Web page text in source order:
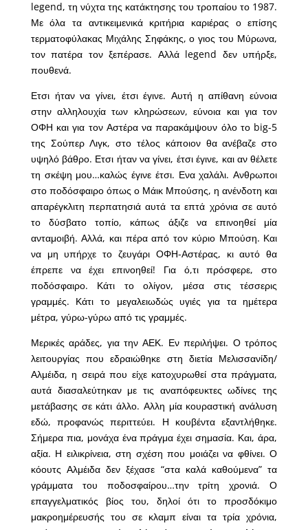
legend, τη νύχτα της κατάκτησης του τροπαίου το 1987.
Με όλα τα αντικειμενικά κριτήρια καριέρας ο επίσης
τερματοφύλακας Μιχάλης Σηφάκης, ο γιος του Μύρωνα,
τον πατέρα τον ξεπέρασε. Αλλά legend δεν υπήρξε,
πουθενά.
Ετσι ήταν να γίνει, έτσι έγινε. Αυτή η απίθανη εύνοια
στην αλληλουχία των κληρώσεων, εύνοια και για τον
ΟΦΗ και για τον Αστέρα να παρακάμψουν όλο το big-5
της Σούπερ Λιγκ, στο τέλος κάποιον θα ανέβαζε στο
υψηλό βάθρο. Ετσι ήταν να γίνει, έτσι έγινε, και αν θέλετε
τη σκέψη μου…καλώς έγινε έτσι. Ενα χαλάλι. Ανθρωποι
στο ποδόσφαιρο όπως ο Μάικ Μπούσης, η ανένδοτη και
απαρέγκλιτη περπατησιά αυτά τα επτά χρόνια σε αυτό
το δύσβατο τοπίο, κάπως άξιζε να επινοηθεί μία
ανταμοιβή. Αλλά, και πέρα από τον κύριο Μπούση. Και
να μη υπήρχε το ζευγάρι ΟΦΗ-Αστέρας, κι αυτό θα
έπρεπε να έχει επινοηθεί! Για ό,τι πρόσφερε, στο
ποδόσφαιρο. Κάτι το ολίγον, μέσα στις τέσσερις
γραμμές. Κάτι το μεγαλειωδώς υγιές για τα ημέτερα
μέτρα, γύρω-γύρω από τις γραμμές.
Μερικές αράδες, για την ΑΕΚ. Εν περιλήψει. Ο τρόπος
λειτουργίας που εδραιώθηκε στη διετία Μελισσανίδη/
Αλμέιδα, η σειρά που είχε κατοχυρωθεί στα πράγματα,
αυτά διασαλεύτηκαν με τις αναπόφευκτες ωδίνες της
μετάβασης σε κάτι άλλο. Αλλη μία κουραστική ανάλυση
εδώ, προφανώς περιττεύει. Η κουβέντα εξαντλήθηκε.
Σήμερα πια, μονάχα ένα πράγμα έχει σημασία. Και, άρα,
αξία. Η ειλικρίνεια, στη σχέση που μοιάζει να φθίνει. Ο
κόουτς Αλμέιδα δεν ξέχασε “στα καλά καθούμενα” τα
γράμματα του ποδοσφαίρου…την τρίτη χρονιά. Ο
επαγγελματικός βίος του, δηλοί ότι το προσδόκιμο
μακροημέρευσής του σε κλαμπ είναι τα τρία χρόνια,